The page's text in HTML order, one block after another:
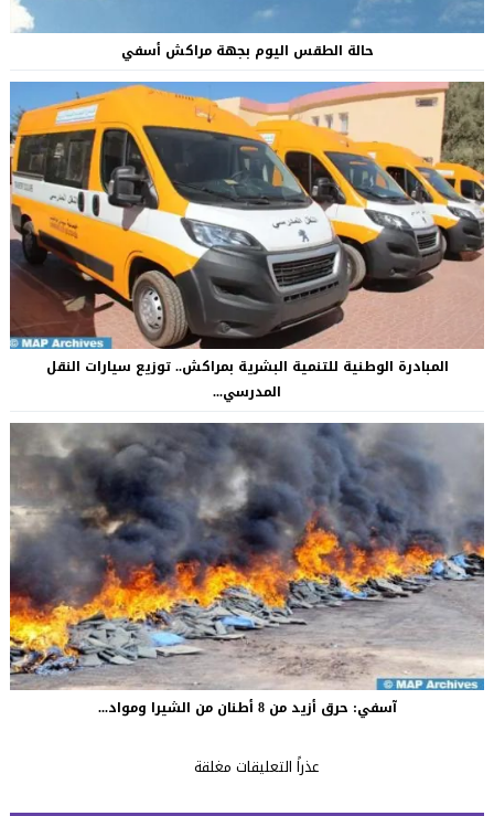
حالة الطقس اليوم بجهة مراكش أسفي
المبادرة الوطنية للتنمية البشرية بمراكش.. توزيع سيارات النقل
المدرسي...
آسفي: حرق أزيد من 8 أطنان من الشيرا ومواد...
عذراً التعليقات مغلقة